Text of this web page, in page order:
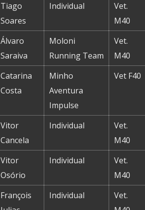
Tiago
Soares
Individual
Vet.
M40
Álvaro
Saraiva
Moloni
Running Team
Vet.
M40
Catarina
Costa
Minho
Aventura
Impulse
Vet F40
Vitor
Cancela
Individual
Vet.
M40
Vitor
Osório
Individual
Vet.
M40
François
Individual
Vet.